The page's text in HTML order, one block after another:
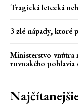
Tragická letecká
3 zlé nápady, ktoré
Ministerstvo vnútra
rovnakého